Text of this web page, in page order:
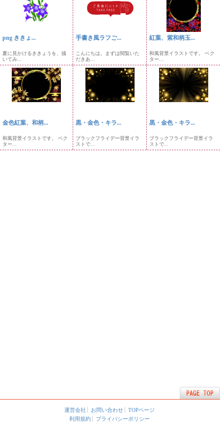
png ききょ...
夏に見かけるききょうを、描
いてみ...
手書き風ラフご...
こんにちは。まずは閲覧いた
だきあ...
紅葉、紫和柄玉...
和風背景イラストです。 ベク
ター...
金色紅葉、和柄...
和風背景イラストです。 ベク
ター...
黒・金色・キラ...
ブラックフライデー背景イラ
ストで...
黒・金色・キラ...
ブラックフライデー背景イラ
ストで...
運営会社 お問い合わせ
TOPページ
利用規約
プライバシーポリシー